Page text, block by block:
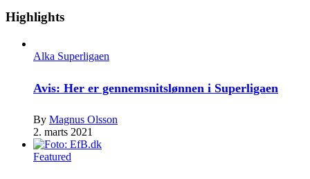
Highlights
Alka Superligaen
Avis: Her er gennemsnitslønnen i Superligaen
By Magnus Olsson
2. marts 2021
Featured